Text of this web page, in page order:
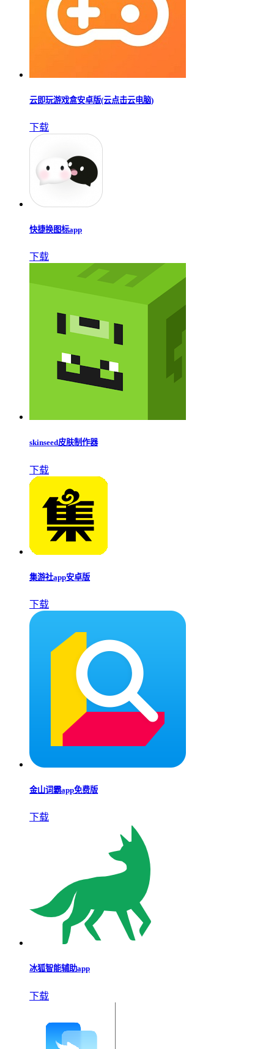
云即玩游戏盒安卓版(云点击云电脑)
下载
快捷换图标app
下载
skinseed皮肤制作器
下载
集游社app安卓版
下载
金山词霸app免费版
下载
冰狐智能辅助app
下载